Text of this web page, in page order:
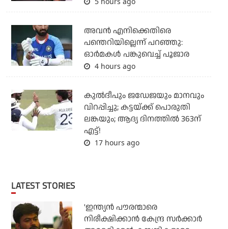
അവന്‍ എനിക്കെതിരെ
പന്തെറിയില്ലെന്ന് പറഞ്ഞു:
ഓര്‍മകള്‍ പങ്കുവെച്ച് പൂജാര
4 hours ago
കുല്‍ദീപും ജഡേജയും മാനവും
വിറപ്പിച്ചു; കട്ടയ്ക്ക് പൊരുതി
ലങ്കയും; ആദ്യ ദിനത്തില്‍ 363ന്
എട്ട്!
17 hours ago
LATEST STORIES
'ഇന്ത്യന്‍ പൗരന്മാരെ
നിരീക്ഷിക്കാന്‍ കേന്ദ്ര സര്‍ക്കാര്‍